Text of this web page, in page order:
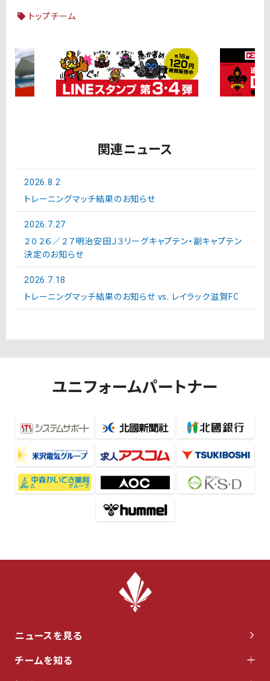
トップチーム
関連ニュース
2026.8.2
トレーニングマッチ結果のお知らせ
2026.7.27
２０２６／２７明治安田Ｊ３リーグキャプテン・副キャプテン
決定のお知らせ
2026.7.18
トレーニングマッチ結果のお知らせ vs. レイラック滋賀FC
ユニフォームパートナー
ニュースを見る
チームを知る